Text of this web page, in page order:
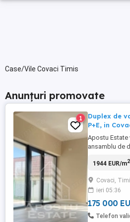
Case/Vile Covaci Timis
Anunțuri promovate
1
Duplex de
P+E, in
Apostu Estate
ansamblu de
spațiu și
tip duplex,
fiecare
225 mp.
1944 EUR/m2
Covaci,
ieri 05:36
175 000
Telefon